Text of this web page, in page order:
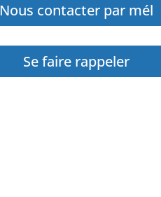
Nous contacter par mél
Se faire rappeler